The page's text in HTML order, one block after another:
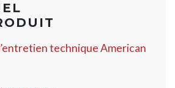
technique American